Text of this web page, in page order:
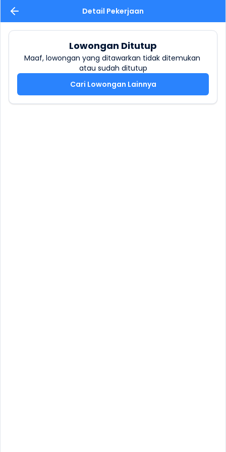
Detail Pekerjaan
Lowongan Ditutup
Maaf, lowongan yang ditawarkan tidak ditemukan
atau sudah ditutup
Cari Lowongan Lainnya